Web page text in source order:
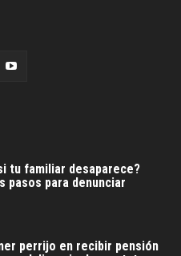
tu familiar desaparece?
pasos para denunciar
perrijo en recibir pensión